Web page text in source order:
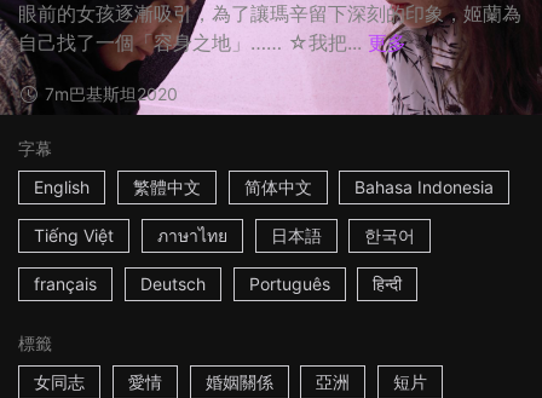
眼前的女孩逐漸吸引，為了讓瑪辛留下深刻的印象，姬蘭為
自己找了一個「容身之地」…… ☆我把... 更多
7m巴基斯坦2020
字幕
English
繁體中文 简体中文 Bahasa Indonesia
Tiếng Việt ภาษาไทย 日本語 한국어
français Deutsch Português हिन्दी
標籤
女同志
愛情 婚姻關係 亞洲 短片